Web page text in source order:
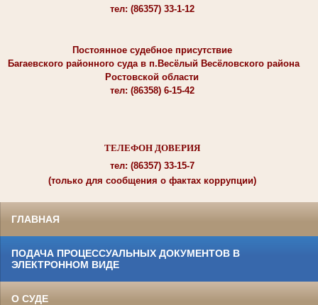
тел: (86357) 33-1-12
Постоянное судебное присутствие
Багаевского районного суда в п.Весёлый Весёловского района
Ростовской области
тел: (86358) 6-15-42
ТЕЛЕФОН ДОВЕРИЯ
тел: (86357) 33-15-7
(только для сообщения о фактах коррупции)
ГЛАВНАЯ
ПОДАЧА ПРОЦЕССУАЛЬНЫХ ДОКУМЕНТОВ В
ЭЛЕКТРОННОМ ВИДЕ
О СУДЕ